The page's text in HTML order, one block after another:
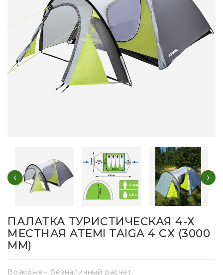
‹ ›
ПАЛАТКА ТУРИСТИЧЕСКАЯ 4-Х
МЕСТНАЯ ATEMI TAIGA 4 CX (3000
MM)
Возможен безналичный расчет.